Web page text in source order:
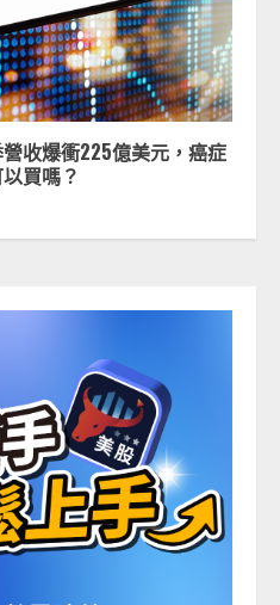
營收爆衝225億美元，癌症
買嗎？